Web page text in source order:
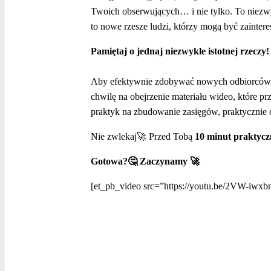
Twoich obserwujących… i nie tylko. To
to nowe rzesze ludzi, którzy mogą być
Pamiętaj o jednaj niezwykle istotnej
Aby efektywnie zdobywać nowych
chwilę na obejrzenie materiału wideo, które
praktyk na zbudowanie zasięgów, praktycznie
Nie zwlekaj🚀 Przed Tobą 10 minut
Gotowa?🤔 Zaczynamy 🚀
[et_pb_video src=”https://youtu.be/2VW-